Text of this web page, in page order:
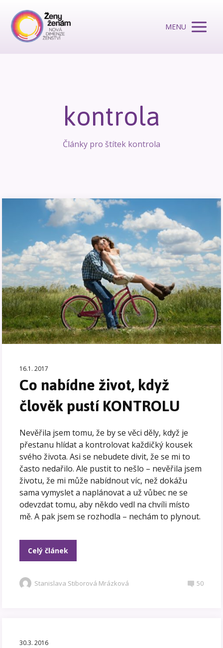
MENU
kontrola
Články pro štítek kontrola
16.1. 2017
Co nabídne život, když
člověk pustí KONTROLU
Nevěřila jsem tomu, že by se věci děly, když je
přestanu hlídat a kontrolovat každičký kousek
svého života. Asi se nebudete divit, že se mi to
často nedařilo. Ale pustit to nešlo – nevěřila jsem
životu, že mi může nabídnout víc, než dokážu
sama vymyslet a naplánovat a už vůbec ne se
odevzdat tomu, aby někdo vedl na chvíli místo
mě. A pak jsem se rozhodla – nechám to plynout.
Celý článek
Stanislava Stiborová Mrázková 50
30.3. 2016